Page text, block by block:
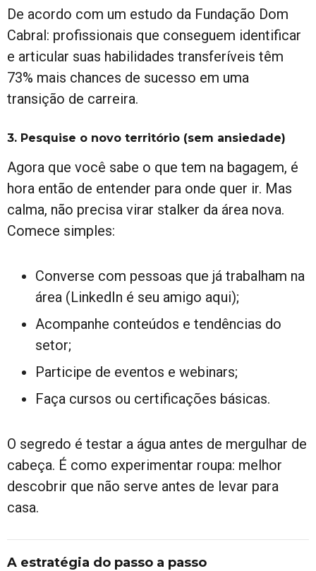
De acordo com um estudo da Fundação Dom
Cabral: profissionais que conseguem identificar
e articular suas habilidades transferíveis têm
73% mais chances de sucesso em uma
transição de carreira.
3. Pesquise o novo território (sem ansiedade)
Agora que você sabe o que tem na bagagem, é
hora então de entender para onde quer ir. Mas
calma, não precisa virar stalker da área nova.
Comece simples:
Converse com pessoas que já trabalham na
área (LinkedIn é seu amigo aqui);
Acompanhe conteúdos e tendências do
setor;
Participe de eventos e webinars;
Faça cursos ou certificações básicas.
O segredo é testar a água antes de mergulhar de
cabeça. É como experimentar roupa: melhor
descobrir que não serve antes de levar para
casa.
A estratégia do passo a passo